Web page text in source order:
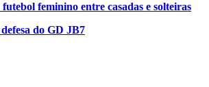
feminino entre casadas e solteiras
do GD JB7